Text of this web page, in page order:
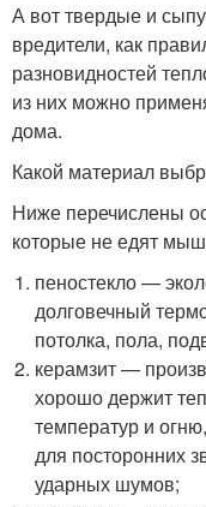
А вот твердые и
вредители, как
разновидностей
из них можно
дома.
Какой материал
Ниже перечислены
которые не едят
пеностекло —
долговечный
потолка, пола,
керамзит —
хорошо держит
температур и
для посторонних
ударных шумов;